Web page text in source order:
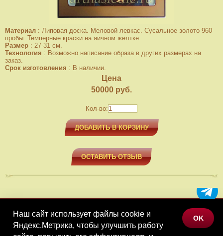
Материал : Липовая доска. Меловой левкас. Сусальное золото 960
пробы. Темперные краски на яичном желтке.
Размер : 27-31 см.
Технология : Возможно написание образа в других размерах на
заказ.
Срок изготовления : В наличии.
Цена
50000 руб.
Кол-во:
ДОБАВИТЬ В КОРЗИНУ
ОСТАВИТЬ ОТЗЫВ
МЕНЮ
КАТАЛОГ ТОВАРОВ
Наш сайт использует файлы cookie и
Яндекс.Метрика, чтобы улучшить работу
OK